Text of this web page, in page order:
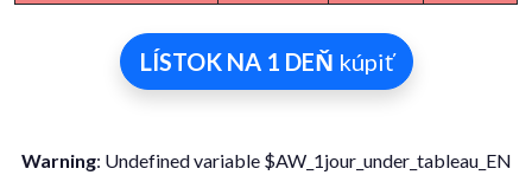
LÍSTOK NA 1 DEŇ kúpiť
Warning: Undefined variable $AW_1jour_under_tableau_EN